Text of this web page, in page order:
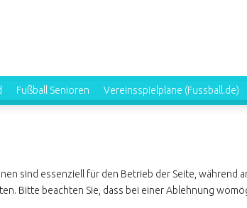
Fußball Senioren Vereinsspielpläne (Fussball.de)
sind essenziell für den Betrieb der Seite,
Bitte beachten Sie, dass bei einer Ablehnung